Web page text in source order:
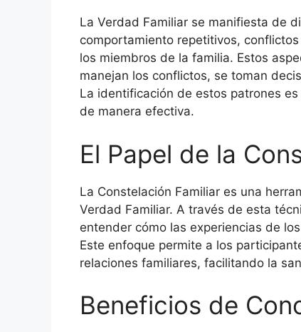
La Verdad Familiar se manifiesta de
comportamiento repetitivos,
los miembros de la familia. Estos
manejan los conflictos, se toman
La identificación de estos patrones
de manera efectiva.
El Papel de la
La Constelación Familiar es una
Verdad Familiar. A través de esta
entender cómo las experiencias de
Este enfoque permite a los
relaciones familiares, facilitando la
Beneficios de